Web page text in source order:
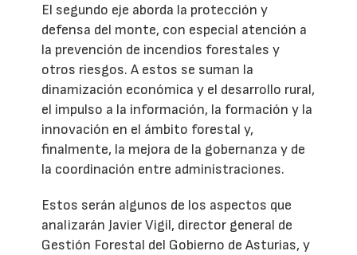
El segundo eje aborda la protección y
defensa del monte, con especial atención a
la prevención de incendios forestales y
otros riesgos. A estos se suman la
dinamización económica y el desarrollo rural,
el impulso a la información, la formación y la
innovación en el ámbito forestal y,
finalmente, la mejora de la gobernanza y de
la coordinación entre administraciones.
Estos serán algunos de los aspectos que
analizarán Javier Vigil, director general de
Gestión Forestal del Gobierno de Asturias, y